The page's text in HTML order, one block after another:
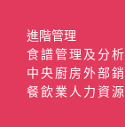
進階管理
食譜管理及分析
中央廚房外部
餐飲業人力資